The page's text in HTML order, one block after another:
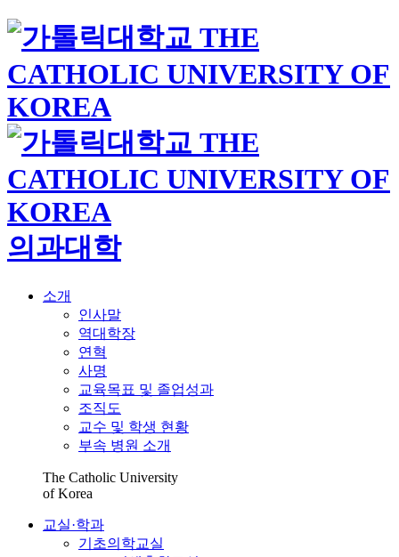
의과대학
소개
인사말
역대학장
연혁
사명
교육목표 및 졸업성과
조직도
교수 및 학생 현황
부속 병원 소개
The Catholic University
of Korea
교실·학과
기초의학교실